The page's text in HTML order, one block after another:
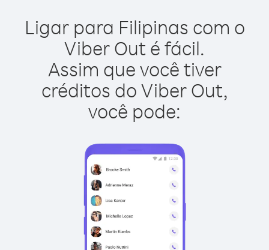
Ligar para Filipinas com o
Viber Out é fácil.
Assim que você tiver
créditos do Viber Out,
você pode: